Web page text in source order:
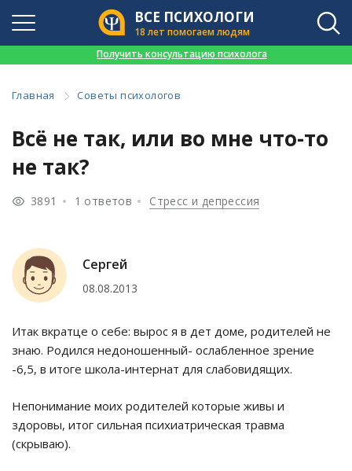
ВСЕ ПСИХОЛОГИ
18 лет помогаем людям
Получить консультацию психолога
Главная Советы психологов
Всё не так, или во мне что-то
не так?
3891 1 ответов Стресс и депрессия
Сергей
08.08.2013
Итак вкратце о себе: вырос я в дет доме, родителей не
знаю. Родился недоношенный- ослабленное зрение
-6,5, в итоге школа-интернат для слабовидящих.
Непонимание моих родителей которые живы и
здоровы, итог сильная психиатрическая травма
(скрываю).